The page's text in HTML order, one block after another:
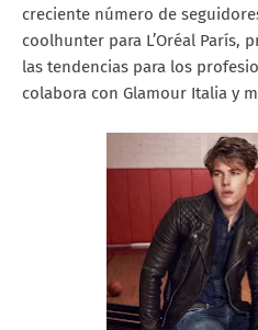
creciente número de
coolhunter para L’Oréal París,
las tendencias para los
colabora con Glamour Italia y